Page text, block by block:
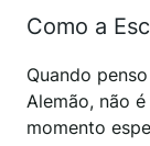
Como a
Quando
Alemão, não
momento